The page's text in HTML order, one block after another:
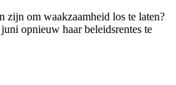
zijn om waakzaamheid los te laten?
opnieuw haar beleidsrentes te